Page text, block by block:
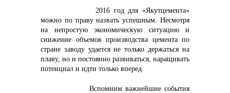
Контакты
2016 год для «Якутцемента»
можно по праву назвать успешным. Несмотря
на непростую экономическую ситуацию и
снижение объемов производства цемента по
стране заводу удается не только держаться на
плаву, но и постоянно развиваться, наращивать
потенциал и идти только вперед.
Вспомним важнейшие события